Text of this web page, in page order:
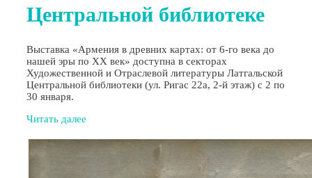
Центральной библиотеке
Выставка «Армения в древних картах: от 6-го века до
нашей эры по ХХ век» доступна в секторах
Художественной и Отраслевой литературы Латгальской
Центральной библиотеки (ул. Ригас 22а, 2-й этаж) с 2 по
30 января.
Читать далее